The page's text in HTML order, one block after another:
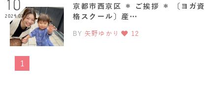
10
2024.07
京都市西京区 ＊ ご挨拶 ＊ 〔ヨガ資
格スクール〕産…
BY 矢野ゆかり 12
1